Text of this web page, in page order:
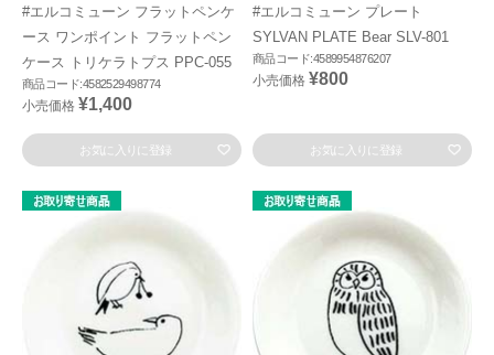
#エルコミューン フラットペンケ
ース ワンポイント フラットペン
ケース トリケラトプス PPC-055
商品コード:4582529498774
小売価格 ¥1,400
お気に入りに登録
#エルコミューン プレート
SYLVAN PLATE Bear SLV-801
商品コード:4589954876207
小売価格 ¥800
お気に入りに登録